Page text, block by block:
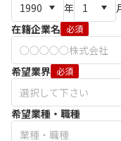
年
在籍企業名 必須
希望業界 必須
希望業種・職種